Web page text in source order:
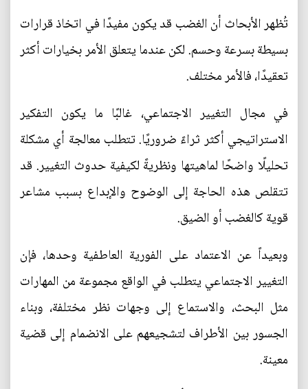
تُظهر الأبحاث أن الغضب قد يكون مفيدًا في اتخاذ قرارات
بسيطة بسرعة وحسم. لكن عندما يتعلق الأمر بخيارات أكثر
تعقيدًا، فالأمر مختلف.
في مجال التغيير الاجتماعي، غالبًا ما يكون التفكير
الاستراتيجي أكثر ثراءً ضروريًا. تتطلب معالجة أي مشكلة
تحليلًا واضحًا لماهيتها ونظريةً لكيفية حدوث التغيير. قد
تتقلص هذه الحاجة إلى الوضوح والإبداع بسبب مشاعر
قوية كالغضب أو الضيق.
وبعيداً عن الاعتماد على الفورية العاطفية وحدها، فإن
التغيير الاجتماعي يتطلب في الواقع مجموعة من المهارات
مثل البحث، والاستماع إلى وجهات نظر مختلفة، وبناء
الجسور بين الأطراف لتشجيعهم على الانضمام إلى قضية
معينة.